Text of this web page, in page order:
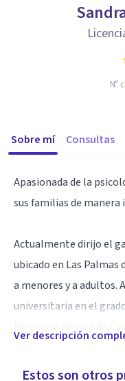
Nº
Sobre mí Consultas
Apasionada de la
sus familias de
Actualmente dirijo el
ubicado en Las
a menores y a adultos.
universitaria en el
Mi enfoque es
Ver descripción
Estos son otros